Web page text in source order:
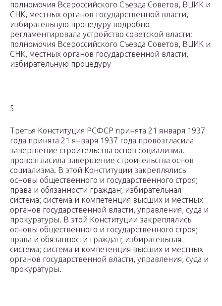
полномочия Всероссийского Съезда Советов, ВЦИК и
СНК, местных органов государственной власти,
избирательную процедуру подробно
регламентировала устройство советской власти:
полномочия Всероссийского Съезда Советов, ВЦИК и
СНК, местных органов государственной власти,
избирательную процедуру
5
Третья Конституция РСФСР принята 21 января 1937
года принята 21 января 1937 года провозгласила
завершение строительства основ социализма.
провозгласила завершение строительства основ
социализма. В этой Конституции закреплялись
основы общественного и государственного строя;
права и обязанности граждан; избирательная
система; система и компетенция высших и местных
органов государственной власти, управления, суда и
прокуратуры. В этой Конституции закреплялись
основы общественного и государственного строя;
права и обязанности граждан; избирательная
система; система и компетенция высших и местных
органов государственной власти, управления, суда и
прокуратуры.